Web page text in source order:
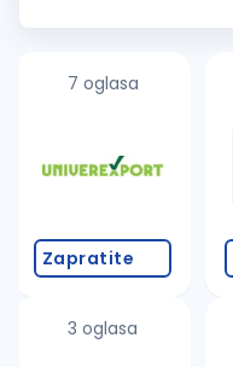
7 oglasa
Zapratite
3 oglasa